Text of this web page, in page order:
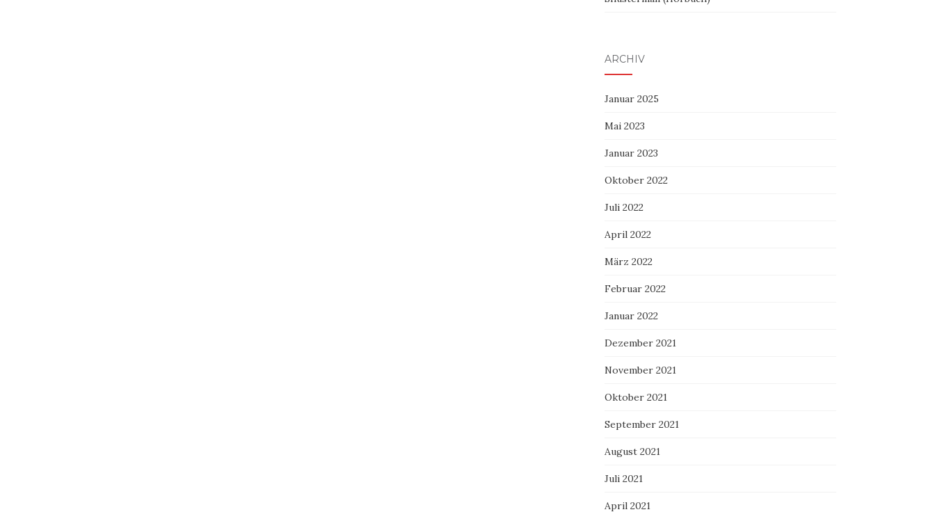
ARCHIV
Januar 2025
Mai 2023
Januar 2023
Oktober 2022
Juli 2022
April 2022
März 2022
Februar 2022
Januar 2022
Dezember 2021
November 2021
Oktober 2021
September 2021
August 2021
Juli 2021
April 2021